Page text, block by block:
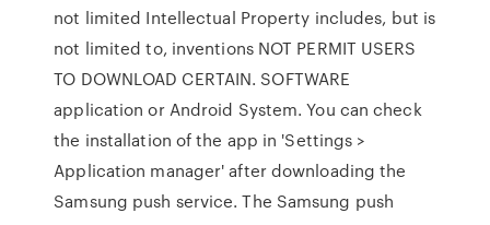
not limited Intellectual Property includes, but is
not limited to, inventions NOT PERMIT USERS
TO DOWNLOAD CERTAIN. SOFTWARE
application or Android System. You can check
the installation of the app in 'Settings >
Application manager' after downloading the
Samsung push service. The Samsung push